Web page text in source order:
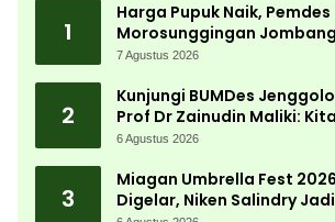
1
Harga Pupuk Naik, Pemdes
Morosunggingan
Lewat Kajian Akademik
7 Agustus 2026
2
Kunjungi BUMDes
Prof Dr Zainudin Maliki:
Kemandirian Ekonomi
6 Agustus 2026
3
Miagan Umbrella Fest
Digelar, Niken Salindry